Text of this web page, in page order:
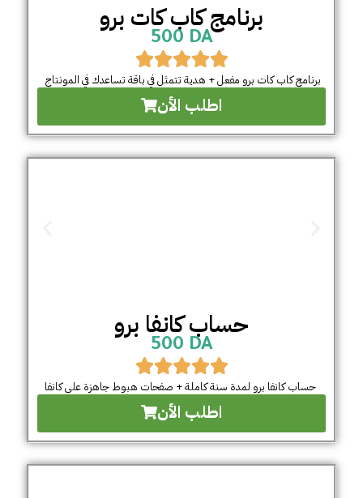
برنامج كاب كات برو
500 DA
برنامج كاب كات برو مفعل + هدية تتمثل في باقة تساعدك في المونتاج
اطلب الأن
حساب كانفا برو
500 DA
اطلب الأن